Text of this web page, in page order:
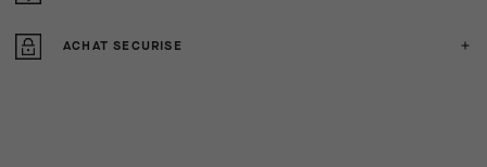
ACHAT SECURISE